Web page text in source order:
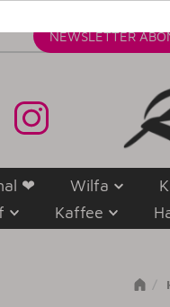
NEWSLETTER
❤ Wilfa
Kaffee